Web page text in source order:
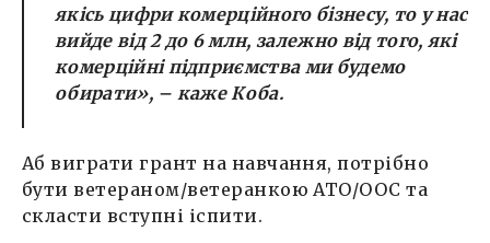
якісь цифри комерційного бізнесу, то у нас
вийде від 2 до 6 млн, залежно від того, які
комерційні підприємства ми будемо
обирати», – каже Коба.
Аб виграти грант на навчання, потрібно
бути ветераном/ветеранкою АТО/ООС та
скласти вступні іспити.